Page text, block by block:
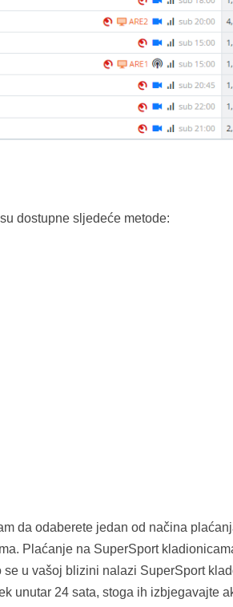
dostupne sljedeće metode:
da odaberete jedan od načina
Plaćanje na SuperSport
u vašoj blizini nalazi SuperSport
unutar 24 sata, stoga ih izbjegavajte